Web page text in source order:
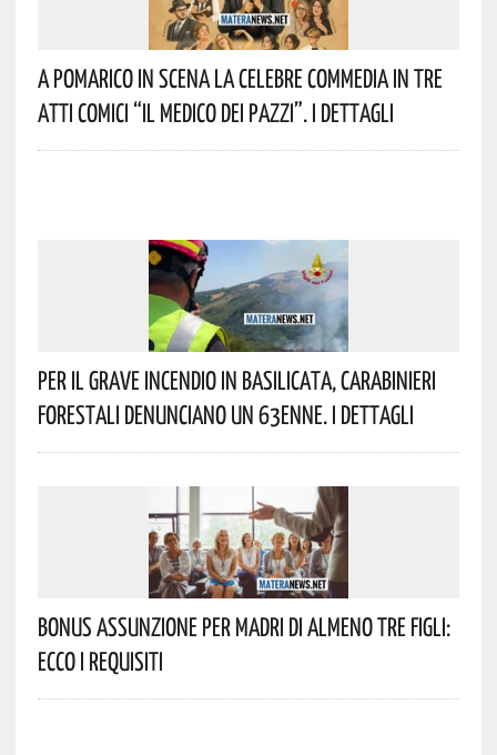
A Pomarico In Scena La Celebre Commedia In Tre
Atti Comici “Il Medico Dei Pazzi”. I Dettagli
Per Il Grave Incendio In Basilicata, Carabinieri
Forestali Denunciano Un 63enne. I Dettagli
Bonus Assunzione Per Madri Di Almeno Tre Figli:
Ecco I Requisiti